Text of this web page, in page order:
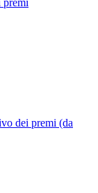
premi
dei premi (da